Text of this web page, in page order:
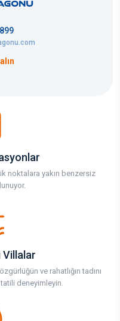
noktalara yakın benzersiz
Villalar
ve rahatlığın tadını
tatili deneyimleyin.